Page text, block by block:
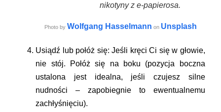
nikotyny z e-papierosa.
Photo by Wolfgang Hasselmann on Unsplash
Usiądź lub połóż się: Jeśli kręci Ci się w głowie,
nie stój. Połóż się na boku (pozycja boczna
ustalona jest idealna, jeśli czujesz silne
nudności – zapobiegnie to ewentualnemu
zachłyśnięciu).